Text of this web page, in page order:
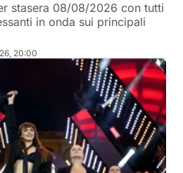
stasera 08/08/2026 con tutti
in onda sui principali
20:00